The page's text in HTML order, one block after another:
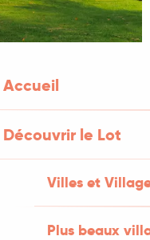
Accueil
Découvrir le Lot
Villes et
Plus beaux